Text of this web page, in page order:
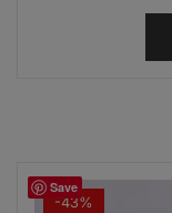
Save
-43%